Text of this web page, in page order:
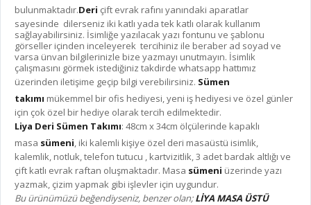
bulunmaktadır.Deri çift evrak rafını yanındaki aparatlar
sayesinde dilerseniz iki katlı yada tek katlı olarak kullanım
sağlayabilirsiniz. İsimliğe yazılacak yazı fontunu ve şablonu
görseller içinden inceleyerek tercihiniz ile beraber ad soyad ve
varsa ünvan bilgilerinizle bize yazmayı unutmayın. İsimlik
çalışmasını görmek istediğiniz takdirde whatsapp hattımız
üzerinden iletişime geçip bilgi verebilirsiniz. Sümen
takımı mükemmel bir ofis hediyesi, yeni iş hediyesi ve özel günler
için çok özel bir hediye olarak tercih edilmektedir.
Liya Deri Sümen Takımı: 48cm x 34cm ölçülerinde kapaklı
masa sümeni , iki kalemli kişiye özel deri masaüstü isimlik,
kalemlik, notluk, telefon tutucu , kartvizitlik, 3 adet bardak altlığı ve
çift katlı evrak raftan oluşmaktadır. Masa sümeni üzerinde yazı
yazmak, çizim yapmak gibi işlevler için uygundur.
Bu ürünümüzü beğendiyseniz, benzer olan;LİYA MASA ÜSTÜ